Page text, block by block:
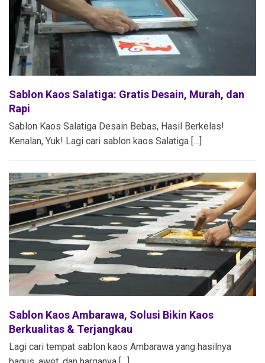
Sablon Kaos Salatiga: Gratis Desain, Murah, dan
Rapi
Sablon Kaos Salatiga​ Desain Bebas, Hasil Berkelas!
Kenalan, Yuk! Lagi cari sablon kaos Salatiga […]
Sablon Kaos Ambarawa, Solusi Bikin Kaos
Berkualitas & Terjangkau
Lagi cari tempat sablon kaos Ambarawa yang hasilnya